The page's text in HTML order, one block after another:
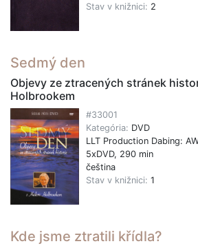
Stav v knižnici: 2
Sedmý den
Objevy ze ztracených stránek
Holbrookem
#33001
Kategória: DVD
LLT Production Dabing:
5xDVD, 290 min
čeština
Stav v knižnici: 1
Kde jsme ztratili křídla?